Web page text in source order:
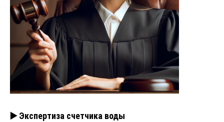
▶️ Экспертиза счетчика воды